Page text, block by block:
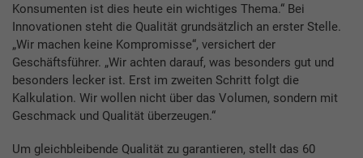
Konsumenten ist dies heute ein wichtiges Thema.“ Bei
Innovationen steht die Qualität grundsätzlich an erster Stelle.
„Wir machen keine Kompromisse“, versichert der
Geschäftsführer. „Wir achten darauf, was besonders gut und
besonders lecker ist. Erst im zweiten Schritt folgt die
Kalkulation. Wir wollen nicht über das Volumen, sondern mit
Geschmack und Qualität überzeugen.“
Um gleichbleibende Qualität zu garantieren, stellt das 60